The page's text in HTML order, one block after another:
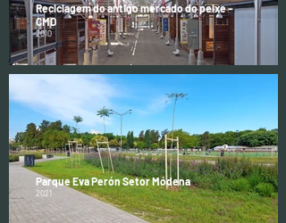
Reciclagem do antigo mercado do peixe –
CMD
2010
Parque Eva Perón Setor Módena
2021